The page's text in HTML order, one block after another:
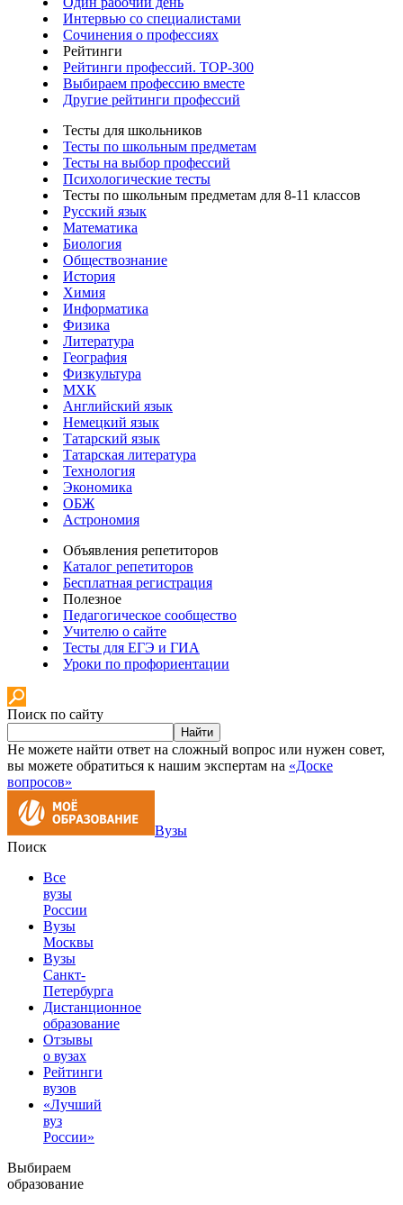
Интервью со специалистами
Сочинения о профессиях
Рейтинги
Рейтинги профессий. TOP-300
Выбираем профессию вместе
Другие рейтинги профессий
Тесты для школьников
Тесты по школьным предметам
Тесты на выбор профессий
Психологические тесты
Тесты по школьным предметам для 8-11 классов
Русский язык
Математика
Биология
Обществознание
История
Химия
Информатика
Физика
Литература
География
Физкультура
МХК
Английский язык
Немецкий язык
Татарский язык
Татарская литература
Технология
Экономика
ОБЖ
Астрономия
Объявления репетиторов
Каталог репетиторов
Бесплатная регистрация
Полезное
Педагогическое сообщество
Учителю о сайте
Тесты для ЕГЭ и ГИА
Уроки по профориентации
Поиск по сайту
Найти
Не можете найти ответ на сложный вопрос или нужен совет,
вы можете обратиться к нашим экспертам на «Доске
вопросов»
Вузы
Поиск
Все
вузы
России
Вузы
Москвы
Вузы
Санкт-
Петербурга
Дистанционное
образование
Отзывы
о вузах
Рейтинги
вузов
«Лучший
вуз
России»
Выбираем
образование